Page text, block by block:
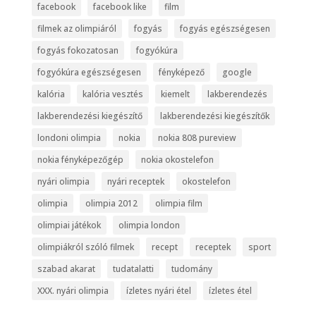
facebook
facebook like
film
filmek az olimpiáról
fogyás
fogyás egészségesen
fogyás fokozatosan
fogyókúra
fogyókúra egészségesen
fényképező
google
kalória
kalória vesztés kiemelt
lakberendezés
lakberendezési kiegészítő
lakberendezési kiegészítők
londoni olimpia
nokia
nokia 808 pureview
nokia fényképezőgép
nokia okostelefon
nyári olimpia
nyári receptek
okostelefon
olimpia
olimpia 2012
olimpia film
olimpiai játékok
olimpia london
olimpiákról szóló filmek
recept receptek
sport
szabad akarat
tudatalatti
tudomány
XXX. nyári olimpia
ízletes nyári étel ízletes étel